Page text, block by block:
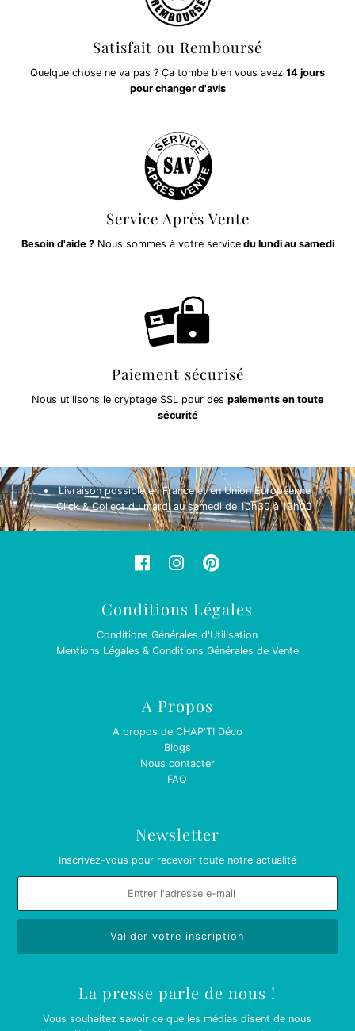
Satisfait ou Remboursé
Quelque chose ne va pas ? Ça tombe bien vous avez 14 jours
pour changer d'avis
Service Après Vente
Besoin d'aide ?Nous sommes à votre servicedu lundi au samedi
Paiement sécurisé
Nous utilisons le cryptage SSL pour des paiements en toute
sécurité
Livraison possible en France et en Union Européenne
Click & Collect du mardi au samedi de 10h30 à 19h00
Conditions Légales
Conditions Générales d'Utilisation
Mentions Légales & Conditions Générales de Vente
A Propos
A propos de CHAP'TI Déco
Blogs
Nous contacter
FAQ
Newsletter
Inscrivez-vous pour recevoir toute notre actualité
La presse parle de nous !
Vous souhaitez savoir ce que les médias disent de nous